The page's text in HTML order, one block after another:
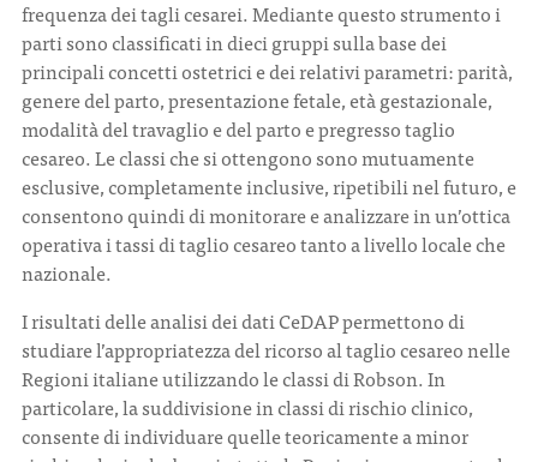
frequenza dei tagli cesarei. Mediante questo strumento i
parti sono classificati in dieci gruppi sulla base dei
principali concetti ostetrici e dei relativi parametri: parità,
genere del parto, presentazione fetale, età gestazionale,
modalità del travaglio e del parto e pregresso taglio
cesareo. Le classi che si ottengono sono mutuamente
esclusive, completamente inclusive, ripetibili nel futuro, e
consentono quindi di monitorare e analizzare in un’ottica
operativa i tassi di taglio cesareo tanto a livello locale che
nazionale.
I risultati delle analisi dei dati CeDAP permettono di
studiare l’appropriatezza del ricorso al taglio cesareo nelle
Regioni italiane utilizzando le classi di Robson. In
particolare, la suddivisione in classi di rischio clinico,
consente di individuare quelle teoricamente a minor